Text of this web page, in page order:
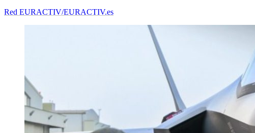
Red EURACTIV/EURACTIV.es